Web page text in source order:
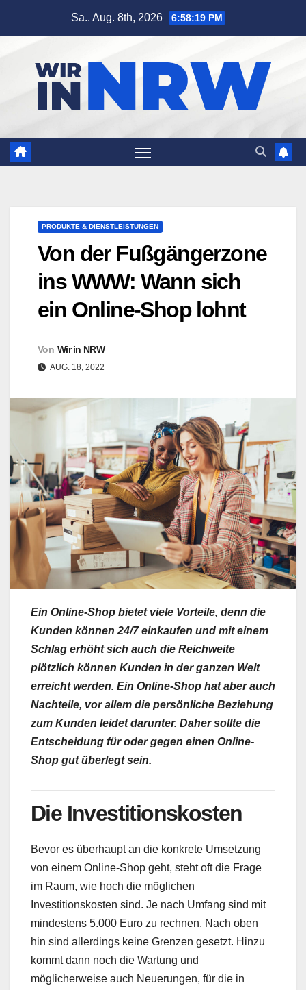
Sa.. Aug. 8th, 2026 6:58:20 PM
PRODUKTE & DIENSTLEISTUNGEN
Von der Fußgängerzone
ins WWW: Wann sich
ein Online-Shop lohnt
Von Wir in NRW
AUG. 18, 2022
Ein Online-Shop bietet viele Vorteile, denn die
Kunden können 24/7 einkaufen und mit einem
Schlag erhöht sich auch die Reichweite
plötzlich können Kunden in der ganzen Welt
erreicht werden. Ein Online-Shop hat aber auch
Nachteile, vor allem die persönliche Beziehung
zum Kunden leidet darunter. Daher sollte die
Entscheidung für oder gegen einen Online-
Shop gut überlegt sein.
Die Investitionskosten
Bevor es überhaupt an die konkrete Umsetzung
von einem Online-Shop geht, steht oft die Frage
im Raum, wie hoch die möglichen
Investitionskosten sind. Je nach Umfang sind mit
mindestens 5.000 Euro zu rechnen. Nach oben
hin sind allerdings keine Grenzen gesetzt. Hinzu
kommt dann noch die Wartung und
möglicherweise auch Neuerungen, für die in